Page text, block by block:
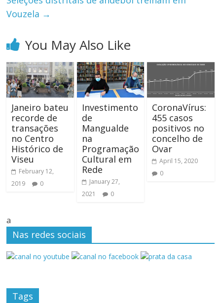
Vouzela →
You May Also Like
Janeiro bateu
recorde de
transações
no Centro
Histórico de
Viseu
February 12,
2019
0
Investimento
de
Mangualde
na
Programação
Cultural em
Rede
January 27,
2021
0
CoronaVírus:
455 casos
positivos no
concelho de
Ovar
April 15, 2020
0
a
Nas redes sociais
Tags